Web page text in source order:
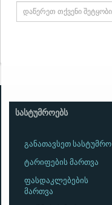
ᲡᲐᲡᲢᲣᲛᲠᲝᲔᲑᲡ
განათავსეთ სასტუმრო
ტარიფების მართვა
ფასდაკლებების
მართვა